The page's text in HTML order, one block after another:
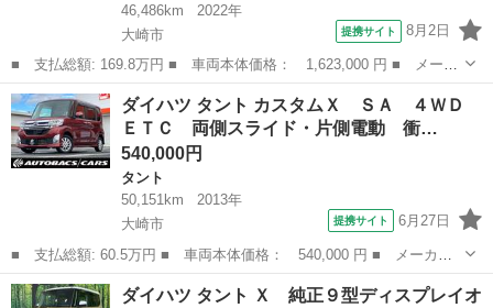
46,486km
2022年
大崎市
提携サイト 8月2日
■ 支払総額: 169.8万円 ■ 車両本体価格： 1,623,000 円 ■ メーカ
ー名： ダイハツ ■ 車種名： タント ■ グレード名： カスタム
ＲＳ 純正１０インチナビ 全周囲カメラ シートヒーター アダク
ティブク...
宮城 大崎市 タント
ダイハツ タント カスタムＸ ＳＡ ４ＷＤ
ＥＴＣ 両側スライド・片側電動 衝…
540,000円
タント
50,151km
2013年
大崎市
提携サイト 6月27日
■ 支払総額: 60.5万円 ■ 車両本体価格： 540,000 円 ■ メーカー
名： ダイハツ ■ 車種名： タント ■ グレード名： カスタム
Ｘ ＳＡ ４ＷＤ ＥＴＣ 両側スライド・片側電動 衝突被害軽減
宮城 大崎市 タント
ダイハツ タント Ｘ 純正９型ディスプレイオ